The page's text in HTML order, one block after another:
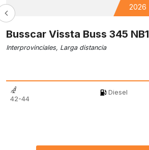
2026
Busscar Vissta Buss 345 NB1
Interprovinciales, Larga distancia
42-44
Diesel